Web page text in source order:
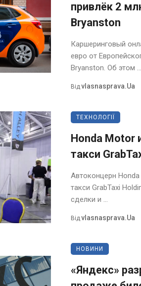
привлёк 2
Bryanston
Каршеринговый
евро от
Bryanston. Об этом ...
ВідVlasnasprava.ua
ТЕХНОЛОГІЇ
Honda Motor
такси
Автоконцерн
такси GrabTaxi
сделки и ...
ВідVlasnasprava.ua
НОВИНИ
«Яндекс»